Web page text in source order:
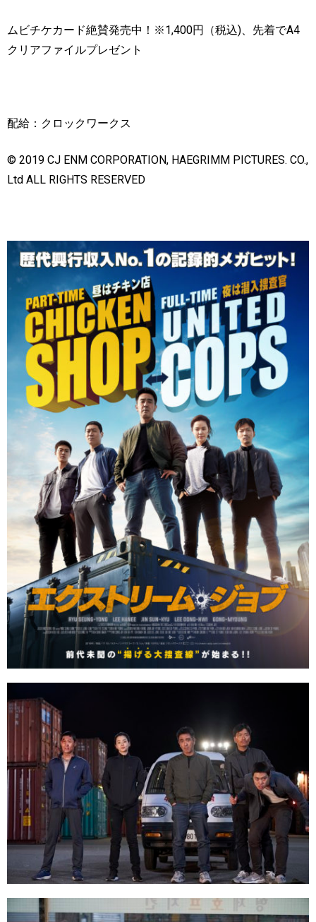
ムビチケカード絶賛発売中！ ※1,400円（税込)、先着でA4
クリアファイルプレゼント
配給：クロックワークス
© 2019 CJ ENM CORPORATION, HAEGRIMM PICTURES. CO.,
Ltd ALL RIGHTS RESERVED